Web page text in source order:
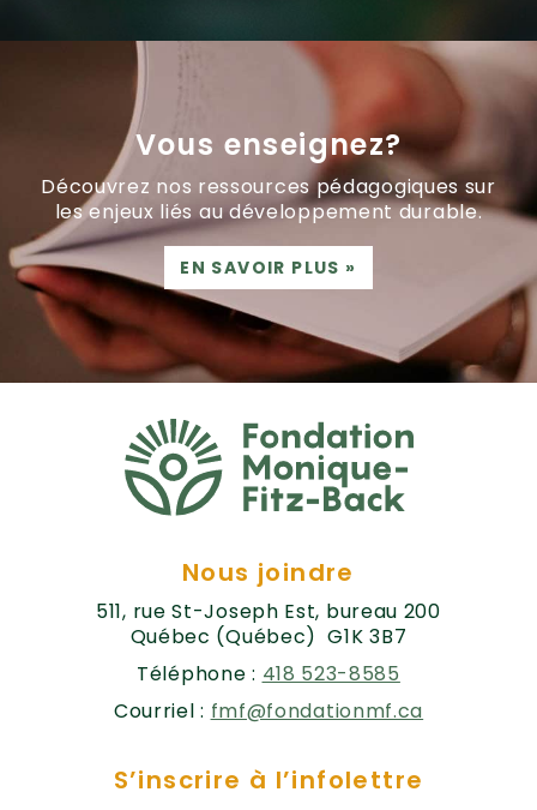
Vous enseignez?
Découvrez nos ressources pédagogiques sur
les enjeux liés au développement durable.
EN SAVOIR PLUS »
Nous joindre
511, rue St-Joseph Est, bureau 200
Québec (Québec) G1K 3B7
Téléphone : 418 523-8585
Courriel : fmf@fondationmf.ca
S’inscrire à l’infolettre